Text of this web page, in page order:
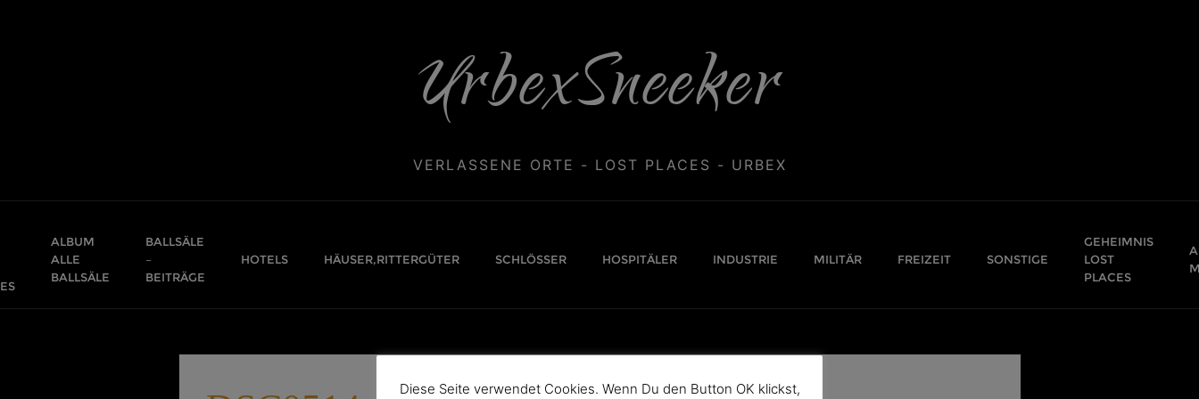
UrbexSneeker
VERLASSENE ORTE - LOST PLACES - URBEX
ALBUM
ALLE
BALLSÄLE
BALLSÄLE
–
BEITRÄGE
HOTELS HÄUSER,RITTERGÜTER SCHLÖSSER HOSPITÄLER INDUSTRIE MILITÄR FREIZEIT SONSTIGE
GEHEIMNIS
LOST
PLACES
Diese Seite verwendet Cookies. Wenn Du den Button OK klickst,